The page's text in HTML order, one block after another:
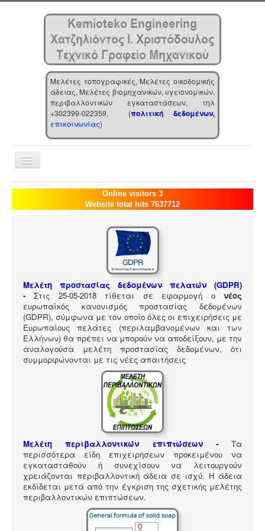
Μελέτες τοπογραφικές, Μελέτες οικοδομικής
άδειας, Μελέτες βιομηχανικών, υγειονομικών,
περιβαλλοντικών εγκαταστάσεων, τηλ
+302399-022359, (πολιτική δεδομένων,
επικοινωνίας)
Toggle
Navigation
Αρχική
Επιχείρηση
Αναζήτηση
Online visitors 3
Website total hits 7637712
Μελέτη προστασίας δεδομένων πελατών (GDPR)
-
Στις 25-05-2018 τίθεται σε εφαρμογή ονέος
ευρωπαϊκός κανονισμός προστασίας δεδομένων
(GDPR), σύμφωνα με τον οποίο όλες οι επιχειρήσεις με
Ευρωπαίους πελάτες (περιλαμβανομένων και των
Ελλήνων) θα πρέπει να μπορούν να αποδείξουν, με την
αναλογούσα μελέτη προστασίας δεδομένων, ότι
συμμορφώνονται με τις νέες απαιτήσεις
Μελέτη περιβαλλοντικών επιπτώσεων -
Τα
περισσότερα είδη επιχειρήσεων προκειμένου να
εγκατασταθούν ή συνεχίσουν να λειτουργούν
χρειάζονται περιβαλλοντική άδεια σε ισχύ. Η άδεια
εκδίδεται μετά από την έγκριση της σχετικής μελέτης
περιβαλλοντικών επιπτώσεων.